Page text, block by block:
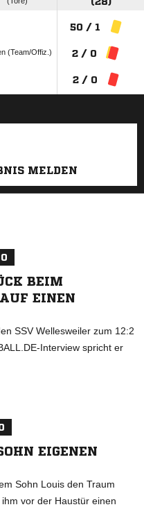
(Team/Offiz.)
50 / 1
2 / 0
2 / 0
MELDEN
BEIM
EINEN
SSV Wellesweiler zum 12:2
Interview spricht er
EIGENEN
Sohn Louis den Traum
vor der Haustür einen